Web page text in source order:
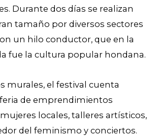
Durante dos días se realizan
tamaño por diversos sectores
un hilo conductor, que en la
fue la cultura popular hondana.
murales, el festival cuenta
de emprendimientos
locales, talleres artísticos,
del feminismo y conciertos.